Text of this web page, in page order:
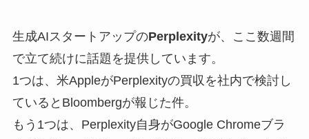
生成AIスタートアップのPerplexityが、ここ数週間
で立て続けに話題を提供しています。
1つは、米AppleがPerplexityの買収を社内で検討し
ているとBloombergが報じた件。
もう1つは、Perplexity自身がGoogle Chromeブラ